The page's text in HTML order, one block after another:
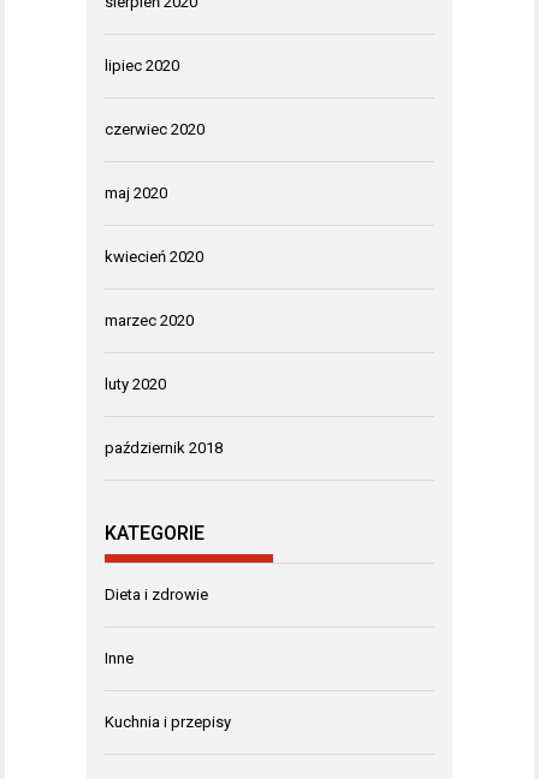
lipiec 2020
czerwiec 2020
maj 2020
kwiecień 2020
marzec 2020
luty 2020
październik 2018
KATEGORIE
Dieta i zdrowie
Inne
Kuchnia i przepisy